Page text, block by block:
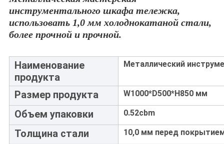
инструментального шкафа тележка,
использовать 1,0 мм холоднокатаной стали,
более прочной и прочной.
Наименование
продукта
Металлический
Размер продукта W1000*D500*H850 мм
Объем упаковки 0.52cbm
Толщина стали 10,0 мм перед